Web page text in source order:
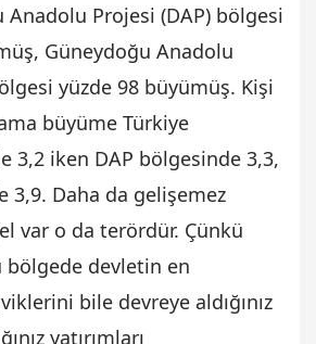
Projesi (DAP) bölgesi
Güneydoğu Anadolu
yüzde 98 büyümüş. Kişi
büyüme Türkiye
3,2 iken DAP bölgesinde 3,3,
3,9. Daha da gelişemez
var o da terördür. Çünkü
devletin en
bile devreye aldığınız
yatırımları